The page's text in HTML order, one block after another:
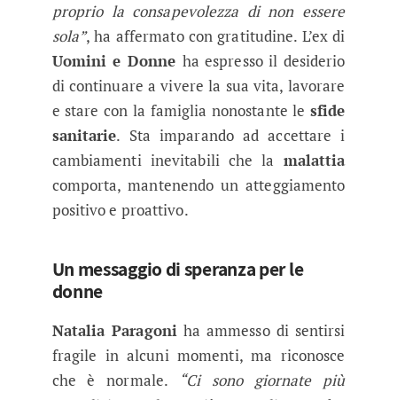
proprio la consapevolezza di non essere
sola”, ha affermato con gratitudine. L’ex di
Uomini e Donne ha espresso il desiderio
di continuare a vivere la sua vita, lavorare
e stare con la famiglia nonostante le sfide
sanitarie. Sta imparando ad accettare i
cambiamenti inevitabili che la malattia
comporta, mantenendo un atteggiamento
positivo e proattivo.
Un messaggio di speranza per le
donne
Natalia Paragoniha ammesso di sentirsi
fragile in alcuni momenti, ma riconosce
che è normale.
“Ci sono giornate più